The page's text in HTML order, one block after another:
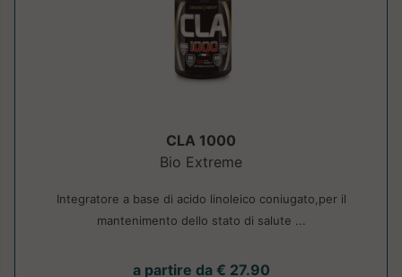
CLA 1000
Bio Extreme
Integratore a base di acido linoleico coniugato,per il
mantenimento dello stato di salute ...
a partire da € 27.90